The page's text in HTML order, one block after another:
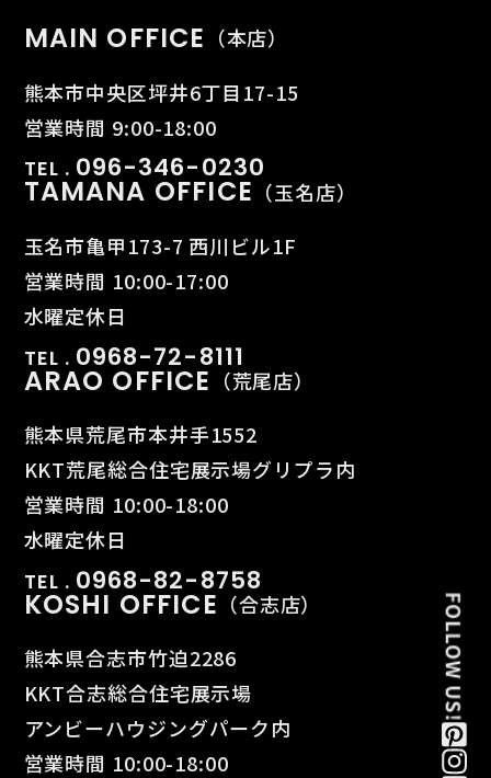
MAIN OFFICE （本店）
熊本市中央区坪井6丁目17-15
営業時間 9:00-18:00
TEL . 096-346-0230
TAMANA OFFICE （玉名店）
玉名市亀甲173-7 西川ビル1F
営業時間 10:00-17:00
水曜定休日
TEL . 0968-72-8111
ARAO OFFICE （荒尾店）
熊本県荒尾市本井手1552
KKT荒尾総合住宅展示場グリプラ内
営業時間 10:00-18:00
水曜定休日
TEL . 0968-82-8758
KOSHI OFFICE （合志店）
熊本県合志市竹迫2286
KKT合志総合住宅展示場
アンビーハウジングパーク内
営業時間 10:00-18:00